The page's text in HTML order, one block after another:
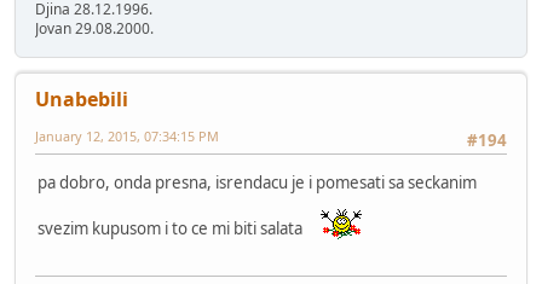
Djina 28.12.1996.
Jovan 29.08.2000.
Unabebili
#194
January 12, 2015, 07:34:15 PM
pa dobro, onda presna, isrendacu je i pomesati sa seckanim
svezim kupusom i to ce mi biti salata